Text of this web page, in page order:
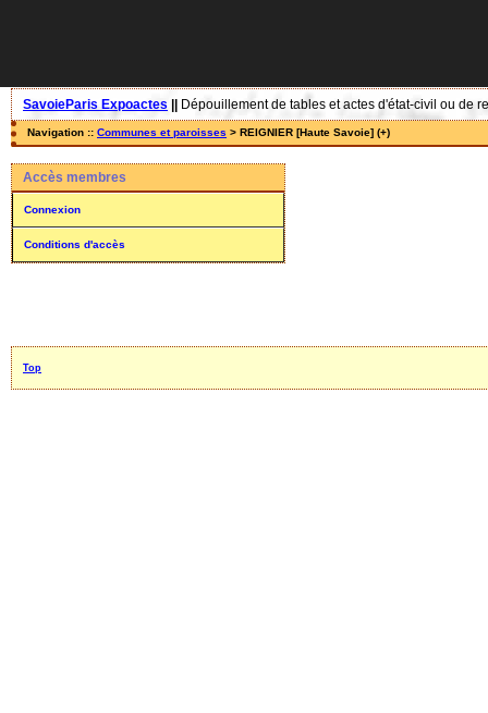
SavoieParis Expoactes Dépouillement de tables et actes d'état-civil ou de
Navigation :: Communes et paroisses > REIGNIER [Haute Savoie] (+)
Accès membres
Connexion
Conditions d'accès
Top